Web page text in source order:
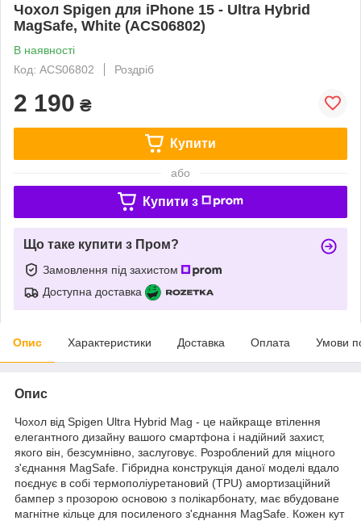
Чохол Spigen для iPhone 15 - Ultra Hybrid
MagSafe, White (ACS06802)
В наявності
Код: ACS06802
Роздріб
2 190 ₴
Купити
або
Купити з
Що таке купити з Пром?
Замовлення під захистом
Доступна доставка
Опис Характеристики Доставка Оплата Умови
Опис
Чохол від Spigen Ultra Hybrid Mag - це найкраще втілення
елегантного дизайну вашого смартфона і надійний захист,
якого він, безсумнівно, заслуговує. Розроблений для міцного
з'єднання MagSafe. Гібридна конструкція даної моделі вдало
поєднує в собі термополіуретановий (TPU) амортизаційний
бампер з прозорою основою з полікарбонату, має вбудоване
магнітне кільце для посиленого з'єднання MagSafe. Кожен кут